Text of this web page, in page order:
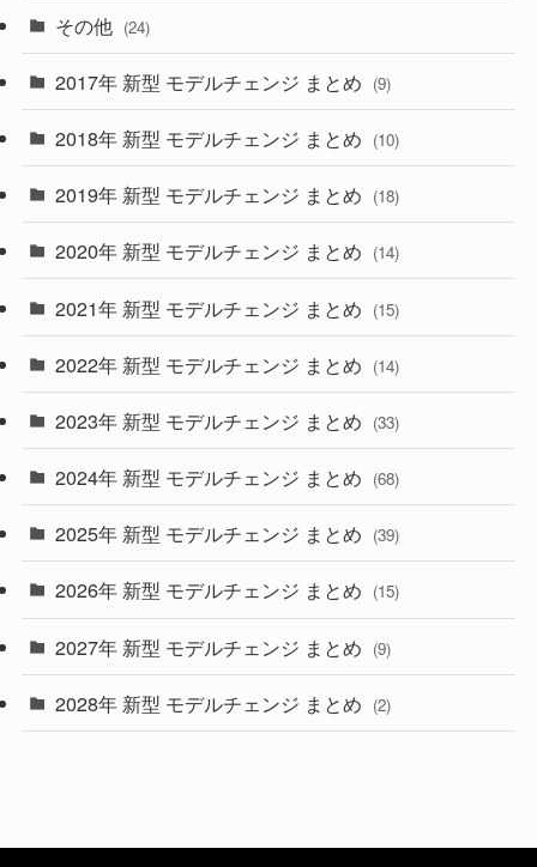
(4)
(30)
(27)
(33)
(10)
(35)
(10)
(9)
(22)
(4)
(9)
(4)
(1)
その他 (24)
2017年 新型 モデルチェンジ まとめ (9)
2018年 新型 モデルチェンジ まとめ (10)
2019年 新型 モデルチェンジ まとめ (18)
2020年 新型 モデルチェンジ まとめ (14)
2021年 新型 モデルチェンジ まとめ (15)
2022年 新型 モデルチェンジ まとめ (14)
2023年 新型 モデルチェンジ まとめ (33)
2024年 新型 モデルチェンジ まとめ (68)
2025年 新型 モデルチェンジ まとめ (39)
2026年 新型 モデルチェンジ まとめ (15)
2027年 新型 モデルチェンジ まとめ (9)
2028年 新型 モデルチェンジ まとめ (2)